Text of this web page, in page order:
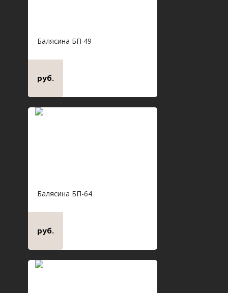
Балясина БП 49
руб.
Балясина БП-64
руб.